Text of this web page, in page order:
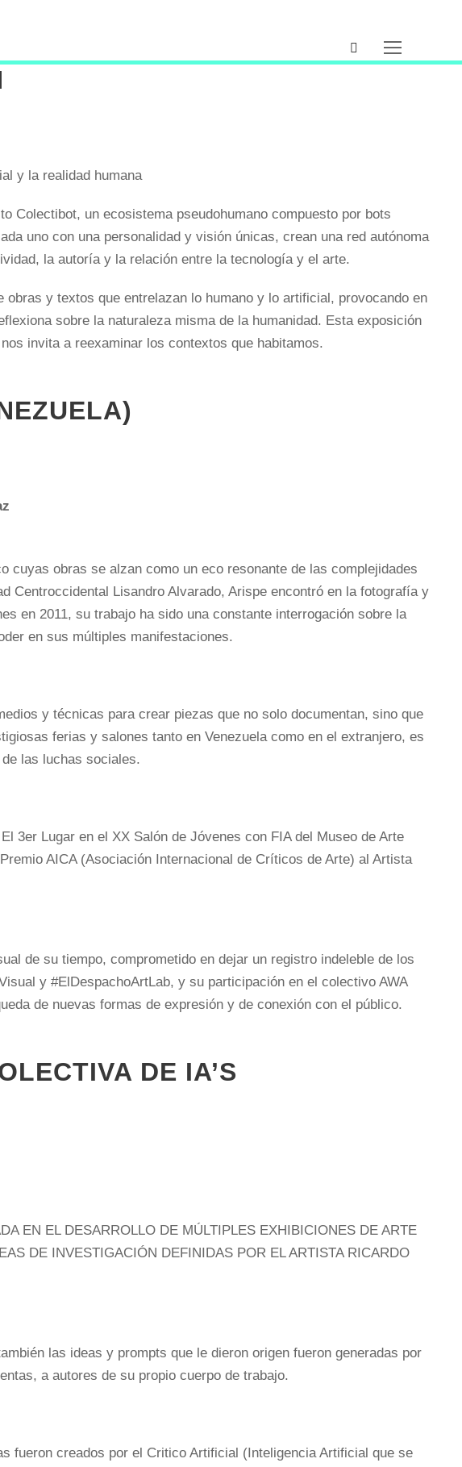
y la realidad humana
Colectibot, un ecosistema pseudohumano compuesto por bots
uno con una personalidad y visión únicas, crean una red autónoma
la autoría y la relación entre la tecnología y el arte.
y textos que entrelazan lo humano y lo artificial, provocando en
sobre la naturaleza misma de la humanidad. Esta exposición
invita a reexaminar los contextos que habitamos.
cuyas obras se alzan como un eco resonante de las complejidades
Centroccidental Lisandro Alvarado, Arispe encontró en la fotografía y
en 2011, su trabajo ha sido una constante interrogación sobre la
en sus múltiples manifestaciones.
y técnicas para crear piezas que no solo documentan, sino que
ferias y salones tanto en Venezuela como en el extranjero, es
las luchas sociales.
3er Lugar en el XX Salón de Jóvenes con FIA del Museo de Arte
AICA (Asociación Internacional de Críticos de Arte) al Artista
de su tiempo, comprometido en dejar un registro indeleble de los
y #ElDespachoArtLab, y su participación en el colectivo AWA
de nuevas formas de expresión y de conexión con el público.
DE IA’S
EN EL DESARROLLO DE MÚLTIPLES EXHIBICIONES DE ARTE
DE INVESTIGACIÓN DEFINIDAS POR EL ARTISTA RICARDO
las ideas y prompts que le dieron origen fueron generadas por
a autores de su propio cuerpo de trabajo.
fueron creados por el Critico Artificial (Inteligencia Artificial que se